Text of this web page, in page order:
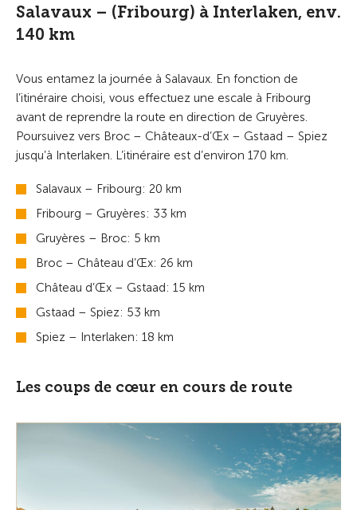
Salavaux – (Fribourg) à Interlaken, env.
140 km
Vous entamez la journée à Salavaux. En fonction de
l’itinéraire choisi, vous effectuez une escale à Fribourg
avant de reprendre la route en direction de Gruyères.
Poursuivez vers Broc – Châteaux-d’Œx – Gstaad – Spiez
jusqu’à Interlaken. L’itinéraire est d’environ 170 km.
Salavaux – Fribourg: 20 km
Fribourg – Gruyères: 33 km
Gruyères – Broc: 5 km
Broc – Château d’Œx: 26 km
Château d’Œx – Gstaad: 15 km
Gstaad – Spiez: 53 km
Spiez – Interlaken: 18 km
Les coups de cœur en cours de route